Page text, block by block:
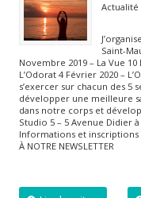
Saint-
Novembre 2019 – La Vue
L’Odorat 4 Février 2020 –
s’exercer sur chacun des
développer une meilleure
dans notre corps et
Studio 5 – 5 Avenue Didier
Informations et inscriptions
À NOTRE NEWSLETTER